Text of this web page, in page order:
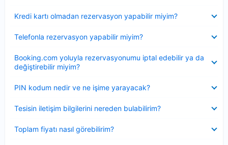
Kredi kartı olmadan rezervasyon yapabilir miyim?
Telefonla rezervasyon yapabilir miyim?
Booking.com yoluyla rezervasyonumu iptal edebilir ya da
değiştirebilir miyim?
PIN kodum nedir ve ne işime yarayacak?
Tesisin iletişim bilgilerini nereden bulabilirim?
Toplam fiyatı nasıl görebilirim?